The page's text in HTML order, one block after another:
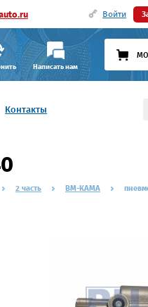
Войти
Написать нам
Контакты
2 часть ВМ-КАМА